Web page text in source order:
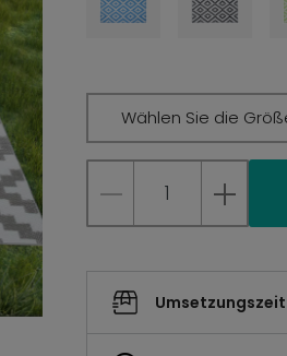
Wählen Sie die